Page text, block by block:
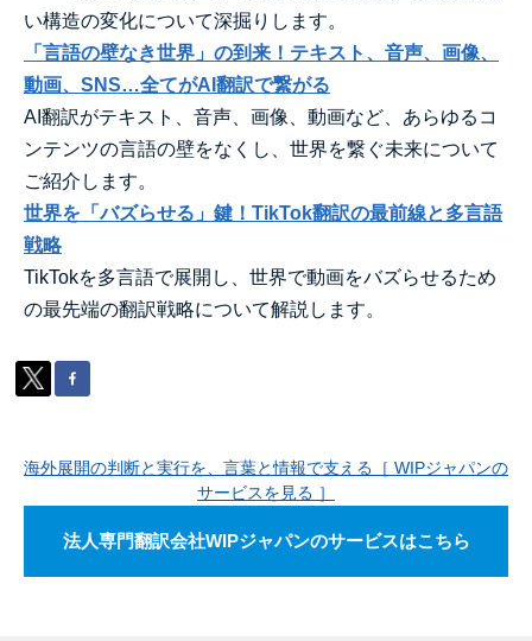
い構造の変化について深掘りします。
「言語の壁なき世界」の到来！テキスト、音声、画像、
動画、SNS…全てがAI翻訳で繋がる
AI翻訳がテキスト、音声、画像、動画など、あらゆるコ
ンテンツの言語の壁をなくし、世界を繋ぐ未来について
ご紹介します。
世界を「バズらせる」鍵！TikTok翻訳の最前線と多言語
戦略
TikTokを多言語で展開し、世界で動画をバズらせるため
の最先端の翻訳戦略について解説します。
海外展開の判断と実行を、言葉と情報で支える［ WIPジャパンの
サービスを見る ］
法人専門翻訳会社WIPジャパンのサービスはこちら